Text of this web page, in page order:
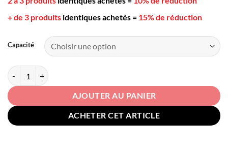
+ de 3 produits identiques achetés = 15% de réduction
Capacité
quantité de Mug Isotherme pour Thé Inox Hallo Bleu
AJOUTER AU PANIER
ACHETER CET ARTICLE